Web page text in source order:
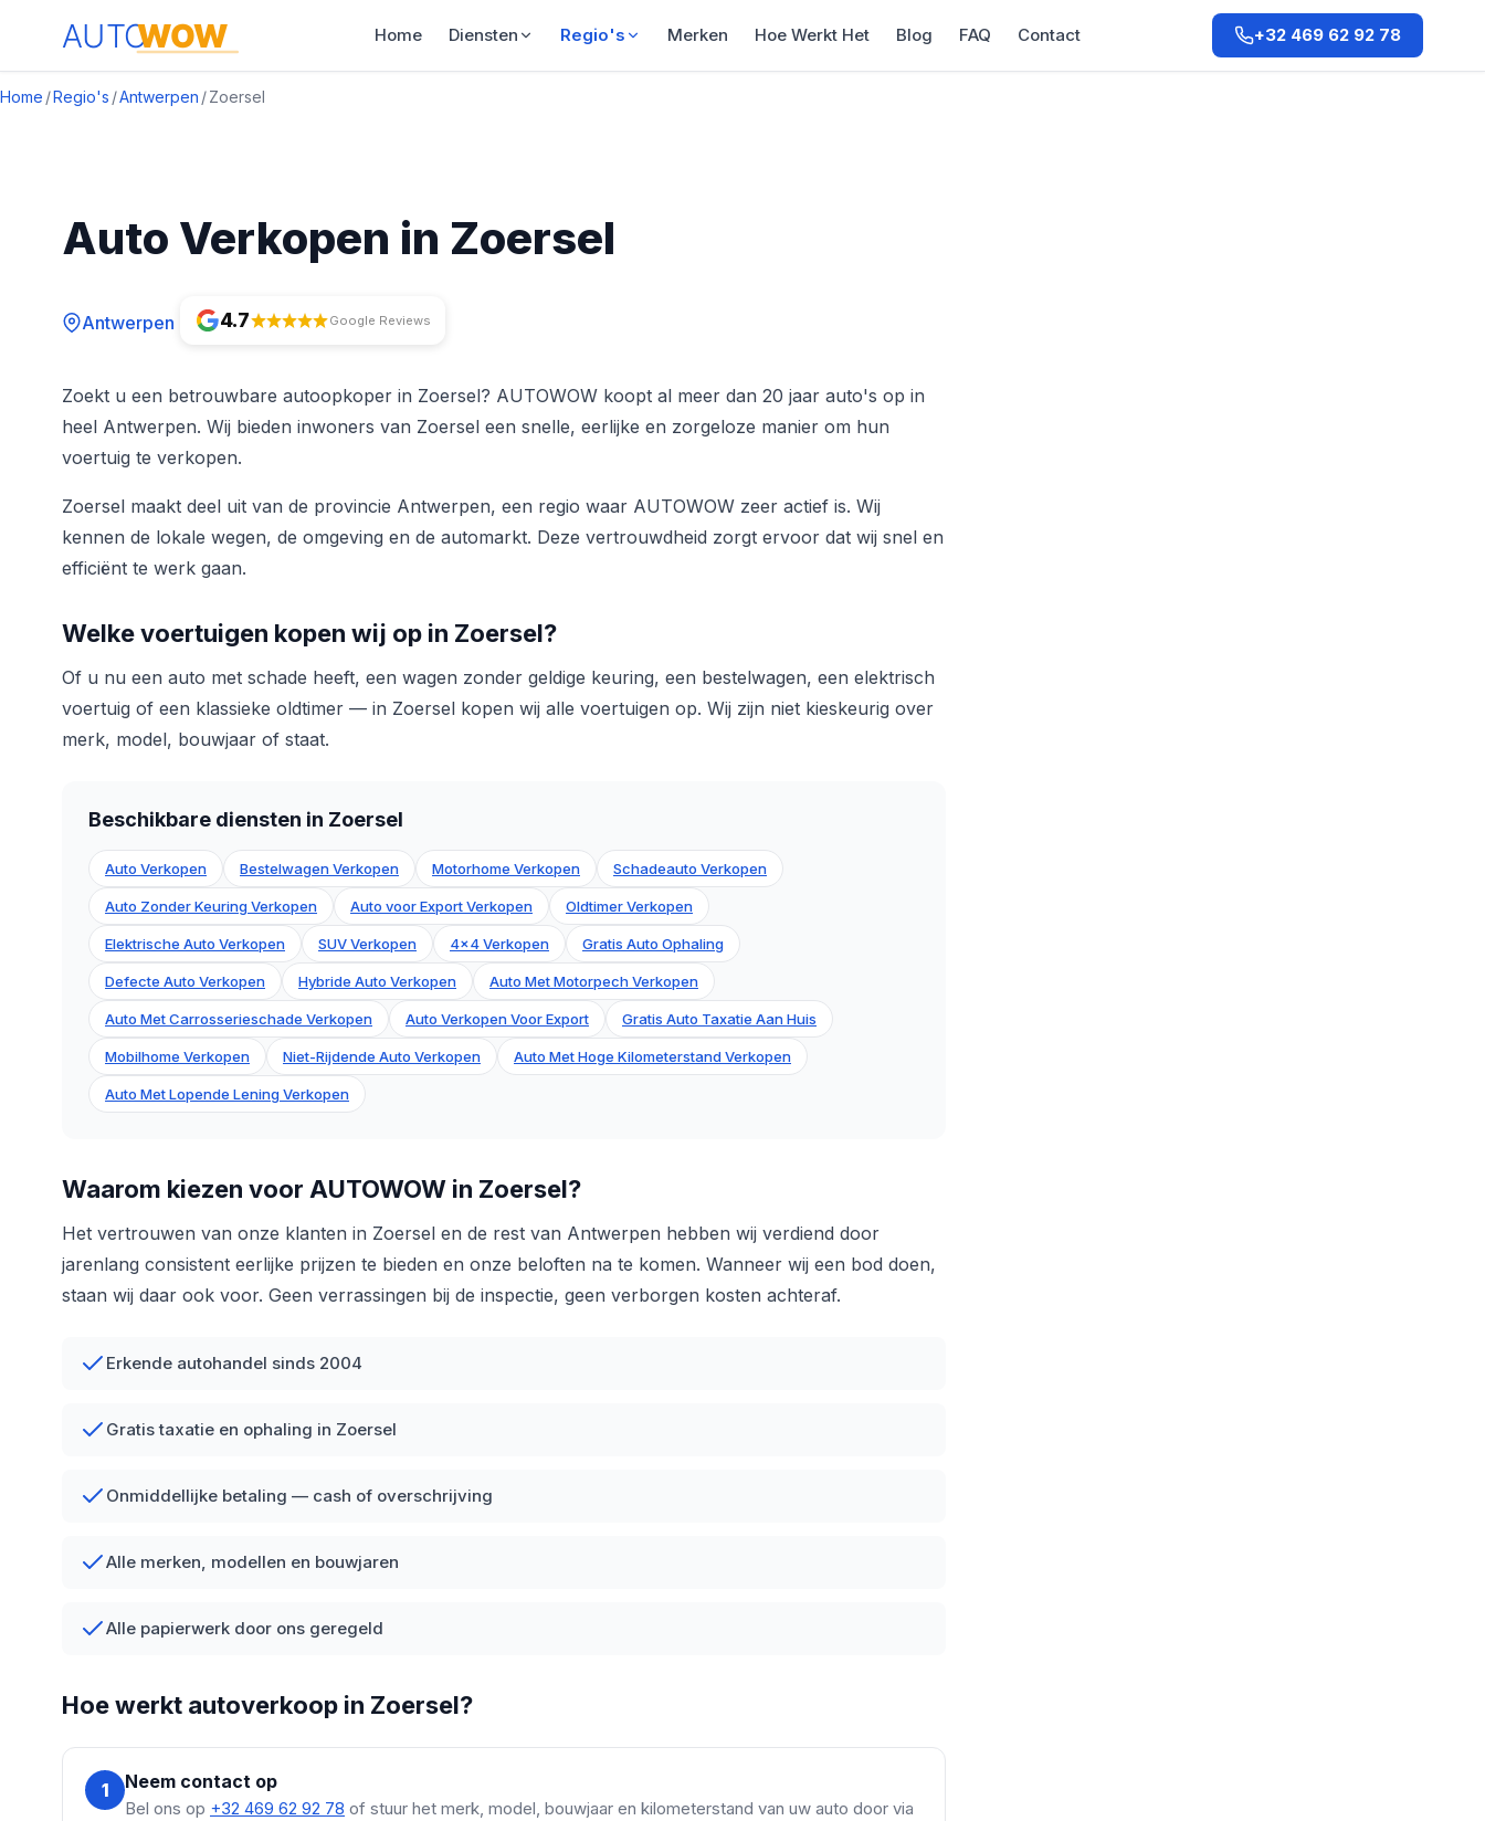
Home Diensten Regio's Merken Hoe Werkt Het Blog FAQ Contact +32 469 62 92 78
Home /Regio's /Antwerpen /Zoersel
Auto Verkopen in Zoersel
Antwerpen 4.7 Google Reviews
Zoekt u een betrouwbare autoopkoper in Zoersel? AUTOWOW koopt al meer dan 20 jaar auto's op in
heel Antwerpen. Wij bieden inwoners van Zoersel een snelle, eerlijke en zorgeloze manier om hun
voertuig te verkopen.
Zoersel maakt deel uit van de provincie Antwerpen, een regio waar AUTOWOW zeer actief is. Wij
kennen de lokale wegen, de omgeving en de automarkt. Deze vertrouwdheid zorgt ervoor dat wij snel en
efficiënt te werk gaan.
Welke voertuigen kopen wij op in Zoersel?
Of u nu een auto met schade heeft, een wagen zonder geldige keuring, een bestelwagen, een elektrisch
voertuig of een klassieke oldtimer — in Zoersel kopen wij alle voertuigen op. Wij zijn niet kieskeurig over
merk, model, bouwjaar of staat.
Beschikbare diensten in Zoersel
Auto Verkopen Bestelwagen Verkopen Motorhome Verkopen Schadeauto Verkopen
Auto Zonder Keuring Verkopen Auto voor Export Verkopen Oldtimer Verkopen
Elektrische Auto Verkopen SUV Verkopen 4x4 Verkopen Gratis Auto Ophaling
Defecte Auto Verkopen Hybride Auto Verkopen Auto Met Motorpech Verkopen
Auto Met Carrosserieschade Verkopen Auto Verkopen Voor Export Gratis Auto Taxatie Aan Huis
Mobilhome Verkopen Niet-Rijdende Auto Verkopen Auto Met Hoge Kilometerstand Verkopen
Auto Met Lopende Lening Verkopen
Waarom kiezen voor AUTOWOW in Zoersel?
Het vertrouwen van onze klanten in Zoersel en de rest van Antwerpen hebben wij verdiend door
jarenlang consistent eerlijke prijzen te bieden en onze beloften na te komen. Wanneer wij een bod doen,
staan wij daar ook voor. Geen verrassingen bij de inspectie, geen verborgen kosten achteraf.
Erkende autohandel sinds 2004
Gratis taxatie en ophaling in Zoersel
Onmiddellijke betaling — cash of overschrijving
Alle merken, modellen en bouwjaren
Alle papierwerk door ons geregeld
Hoe werkt autoverkoop in Zoersel?
1 Neem contact op
Bel ons op +32 469 62 92 78 of stuur het merk, model, bouwjaar en kilometerstand van uw auto door via